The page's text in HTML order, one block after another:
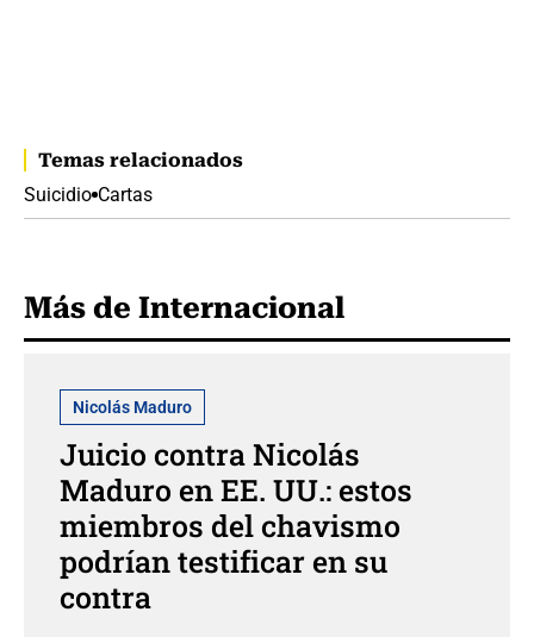
Temas relacionados
Suicidio Cartas
Más de Internacional
Nicolás Maduro
Juicio contra Nicolás
Maduro en EE. UU.: estos
miembros del chavismo
podrían testificar en su
contra